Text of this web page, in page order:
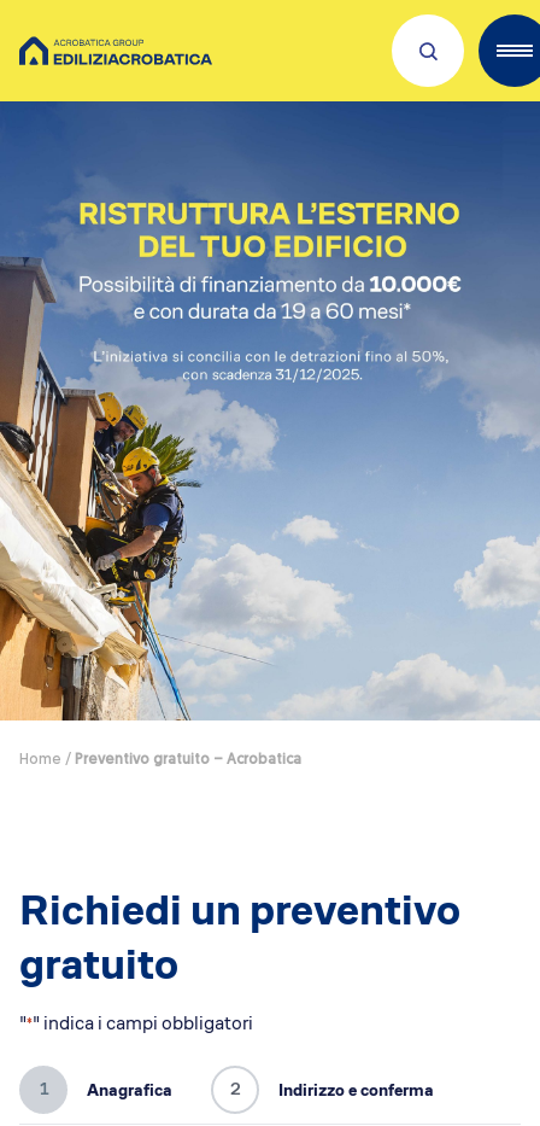
Servizi per te
Lavora con noi
Dove siamo
Academies
Investors
ESG
Il nostro franchising
Qualità e sicurezza
Dicono di Acrobatica
Approfondimenti
News
Home / Preventivo gratuito – Acrobatica
Richiedi un preventivo
gratuito
"*" indica i campi obbligatori
1 Anagrafica 2 Indirizzo e conferma